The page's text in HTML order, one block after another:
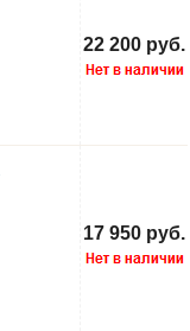
22 200 руб.
17 950 руб.